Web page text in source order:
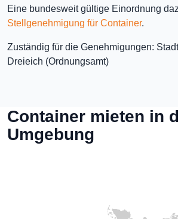
Eine bundesweit gültige Einordnung
Stellgenehmigung für Container.
Zuständig für die Genehmigungen:
Dreieich (Ordnungsamt)
Container mieten in
Umgebung